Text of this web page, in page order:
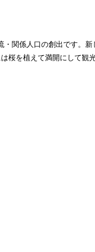
・関係人口の創出です。新
桜を植えて満開にして観